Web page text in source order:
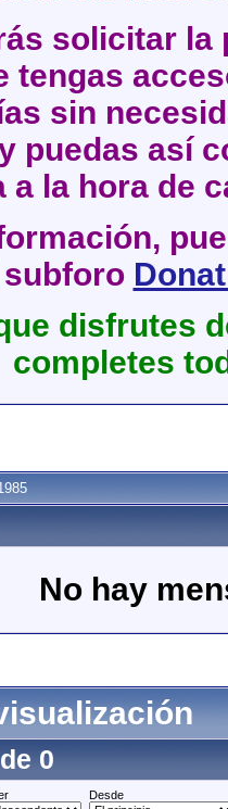
solicitar
tengas
sin
puedas así
a la hora de
disfrutes
completes
No hay
0
Desde